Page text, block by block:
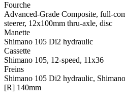
Fourche
Advanced-Grade Composite, full-
steerer, 12x100mm thru-axle, disc
Manette
Shimano 105 Di2 hydraulic
Cassette
Shimano 105, 12-speed, 11x36
Freins
Shimano 105 Di2 hydraulic,
[R] 140mm